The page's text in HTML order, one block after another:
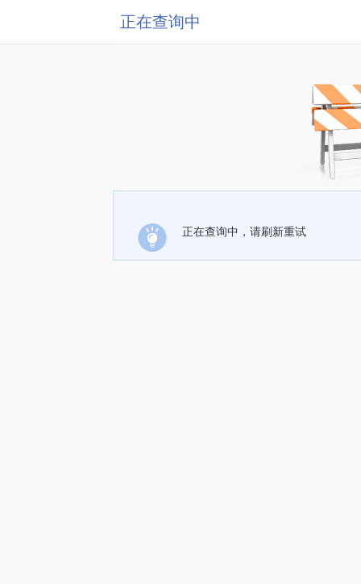
正在查询中
正在查询中，请刷新重试